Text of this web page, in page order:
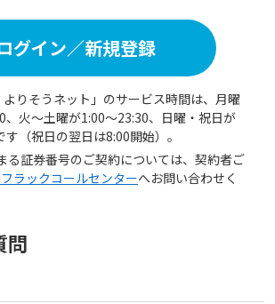
グイン／新規登録
よりそうネット」のサービス時間は、月曜
、火〜土曜が1:00〜23:30、日曜・祝日が
（祝日の翌日は8:00開始）。
る証券番号のご契約については、契約者ご
ラックコールセンターへお問い合わせく
問